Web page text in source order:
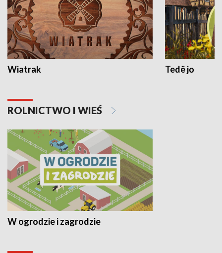
Wiatrak Tedë jo
ROLNICTWO I WIEŚ
W ogrodzie i zagrodzie